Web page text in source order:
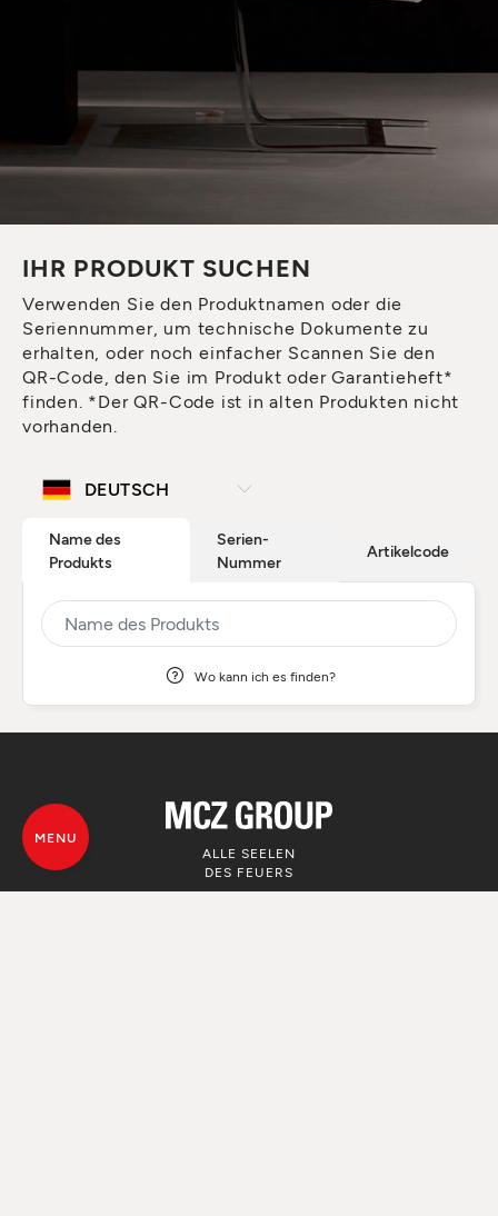
IHR PRODUKT SUCHEN
Verwenden Sie den Produktnamen oder die
Seriennummer, um technische Dokumente zu
erhalten, oder noch einfacher Scannen Sie den
QR-Code, den Sie im Produkt oder Garantieheft*
finden. *Der QR-Code ist in alten Produkten nicht
vorhanden.
Name des
Produkts
Serien-
Nummer
Artikelcode
Wo kann ich es finden?
ALLE SEELEN
DES FEUERS
MENU